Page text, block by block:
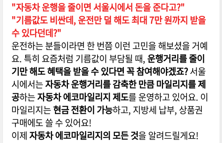
"자동차 운행을 줄이면 서울시에서 돈을 준다고?"
"기름값도 비싼데, 운전만 덜 해도 최대 7만 원까지 받을
수 있다던데?"
운전하는 분들이라면 한 번쯤 이런 고민을 해보셨을 거예
요. 특히 요즘처럼 기름값이 부담될 때, 운행거리를 줄이
기만 해도 혜택을 받을 수 있다면 꼭 참여해야겠죠?서울
시에서는자동차 운행거리를 감축한 만큼 마일리지를 제
공하는자동차 에코마일리지 제도를 운영하고 있어요. 이
마일리지는현금 전환이 가능하고, 지방세 납부, 상품권
구매에도 쓸 수 있어요!
이제자동차 에코마일리지의 모든 것을 알려드릴게요!